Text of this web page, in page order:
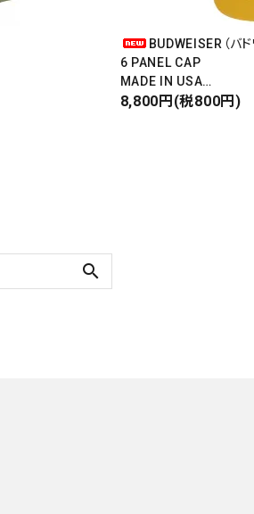
BUDWEISER（バド
6 PANEL CAP
MADE IN USA
Front Design
8,800円(税800円)
search